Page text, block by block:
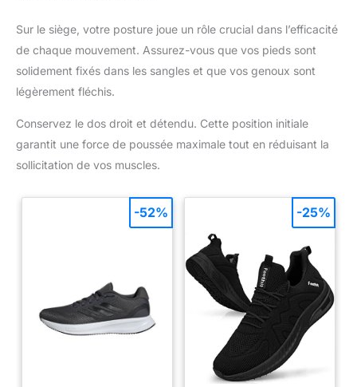
Sur le siège, votre posture joue un rôle crucial dans l’efficacité
de chaque mouvement. Assurez-vous que vos pieds sont
solidement fixés dans les sangles et que vos genoux sont
légèrement fléchis.
Conservez le dos droit et détendu. Cette position initiale
garantit une force de poussée maximale tout en réduisant la
sollicitation de vos muscles.
-52% -25%